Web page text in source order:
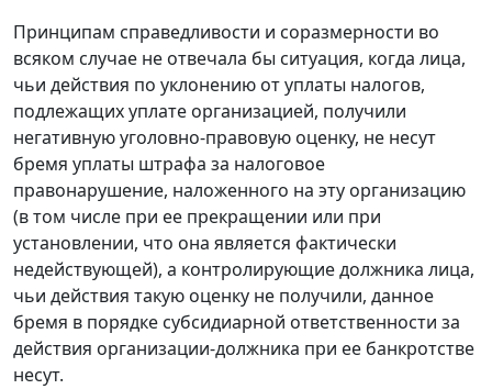
Принципам справедливости и соразмерности во
всяком случае не отвечала бы ситуация, когда лица,
чьи действия по уклонению от уплаты налогов,
подлежащих уплате организацией, получили
негативную уголовно-правовую оценку, не несут
бремя уплаты штрафа за налоговое
правонарушение, наложенного на эту организацию
(в том числе при ее прекращении или при
установлении, что она является фактически
недействующей), а контролирующие должника лица,
чьи действия такую оценку не получили, данное
бремя в порядке субсидиарной ответственности за
действия организации-должника при ее банкротстве
несут.